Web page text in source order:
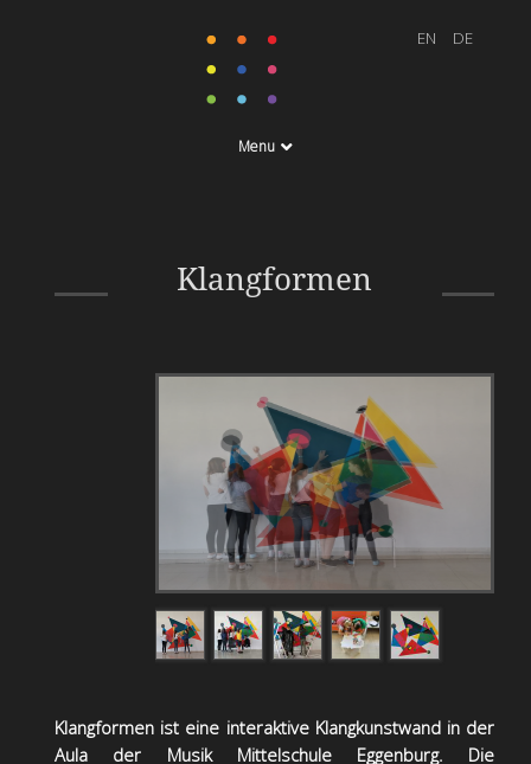
Menu
Klangformen
Klangformen ist eine interaktive Klangkunstwand in der
Aula der Musik Mittelschule Eggenburg. Die